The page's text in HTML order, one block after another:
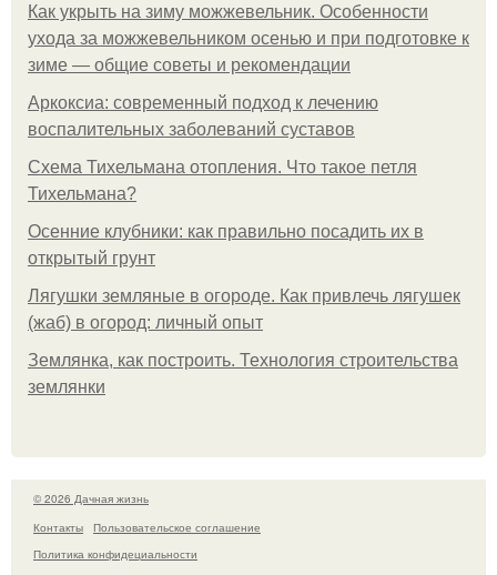
Как укрыть на зиму можжевельник. Особенности
ухода за можжевельником осенью и при подготовке к
зиме — общие советы и рекомендации
Аркоксиа: современный подход к лечению
воспалительных заболеваний суставов
Схема Тихельмана отопления. Что такое петля
Тихельмана?
Осенние клубники: как правильно посадить их в
открытый грунт
Лягушки земляные в огороде. Как привлечь лягушек
(жаб) в огород: личный опыт
Землянка, как построить. Технология строительства
землянки
© 2026 Дачная жизнь
Контакты
Пользовательское соглашение
Политика конфидециальности